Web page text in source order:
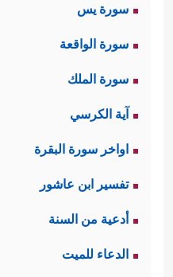
سورة يس
سورة الواقعة
سورة الملك
آية الكرسي
اواخر سورة البقرة
تفسير ابن عاشور
أدعية من السنة
الدعاء للميت